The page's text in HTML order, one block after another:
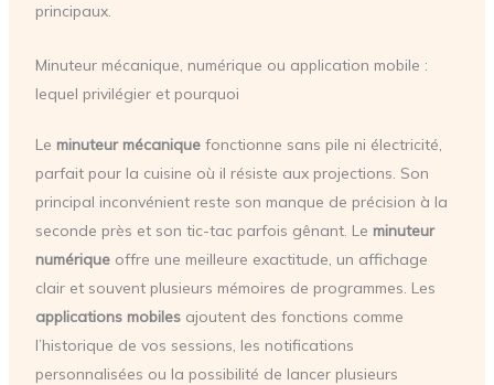
principaux.
Minuteur mécanique, numérique ou application mobile :
lequel privilégier et pourquoi
Le minuteur mécaniquefonctionne sans pile ni électricité,
parfait pour la cuisine où il résiste aux projections. Son
principal inconvénient reste son manque de précision à la
seconde près et son tic-tac parfois gênant. Le minuteur
numériqueoffre une meilleure exactitude, un affichage
clair et souvent plusieurs mémoires de programmes. Les
applications mobilesajoutent des fonctions comme
l’historique de vos sessions, les notifications
personnalisées ou la possibilité de lancer plusieurs